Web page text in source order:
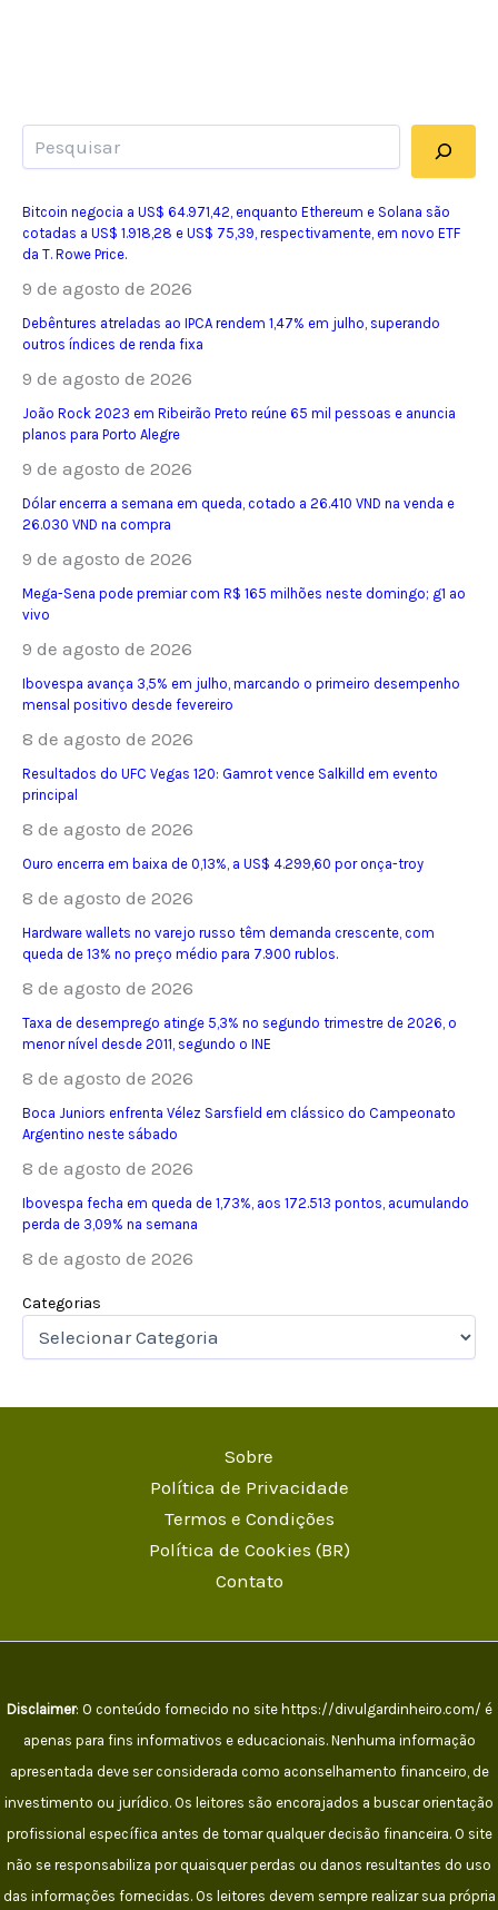
Bitcoin negocia a US$ 64.971,42, enquanto Ethereum e Solana são
cotadas a US$ 1.918,28 e US$ 75,39, respectivamente, em novo ETF
da T. Rowe Price.
9 de agosto de 2026
Debêntures atreladas ao IPCA rendem 1,47% em julho, superando
outros índices de renda fixa
9 de agosto de 2026
João Rock 2023 em Ribeirão Preto reúne 65 mil pessoas e anuncia
planos para Porto Alegre
9 de agosto de 2026
Dólar encerra a semana em queda, cotado a 26.410 VND na venda e
26.030 VND na compra
9 de agosto de 2026
Mega-Sena pode premiar com R$ 165 milhões neste domingo; g1 ao
vivo
9 de agosto de 2026
Ibovespa avança 3,5% em julho, marcando o primeiro desempenho
mensal positivo desde fevereiro
8 de agosto de 2026
Resultados do UFC Vegas 120: Gamrot vence Salkilld em evento
principal
8 de agosto de 2026
Ouro encerra em baixa de 0,13%, a US$ 4.299,60 por onça-troy
8 de agosto de 2026
Hardware wallets no varejo russo têm demanda crescente, com
queda de 13% no preço médio para 7.900 rublos.
8 de agosto de 2026
Taxa de desemprego atinge 5,3% no segundo trimestre de 2026, o
menor nível desde 2011, segundo o INE
8 de agosto de 2026
Boca Juniors enfrenta Vélez Sarsfield em clássico do Campeonato
Argentino neste sábado
8 de agosto de 2026
Ibovespa fecha em queda de 1,73%, aos 172.513 pontos, acumulando
perda de 3,09% na semana
8 de agosto de 2026
Categorias
Sobre
Política de Privacidade
Termos e Condições
Política de Cookies (BR)
Contato
Disclaimer: O conteúdo fornecido no site https://divulgardinheiro.com/ é
apenas para fins informativos e educacionais. Nenhuma informação
apresentada deve ser considerada como aconselhamento financeiro, de
investimento ou jurídico. Os leitores são encorajados a buscar orientação
profissional específica antes de tomar qualquer decisão financeira. O site
não se responsabiliza por quaisquer perdas ou danos resultantes do uso
das informações fornecidas. Os leitores devem sempre realizar sua própria